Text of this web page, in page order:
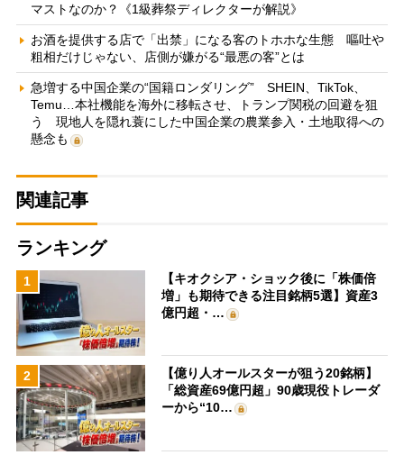
マストなのか？《1級葬祭ディレクターが解説》
お酒を提供する店で「出禁」になる客のトホホな生態 嘔吐や
粗相だけじゃない、店側が嫌がる“最悪の客”とは
急増する中国企業の“国籍ロンダリング” SHEIN、TikTok、
Temu…本社機能を海外に移転させ、トランプ関税の回避を狙
う 現地人を隠れ蓑にした中国企業の農業参入・土地取得への
懸念も
関連記事
ランキング
1
【キオクシア・ショック後に「株価倍
増」も期待できる注目銘柄5選】資産3
億円超・…
2
【億り人オールスターが狙う20銘柄】
「総資産69億円超」90歳現役トレーダ
ーから“10…